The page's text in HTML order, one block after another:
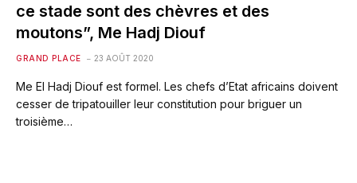
ce stade sont des chèvres et des
moutons”, Me Hadj Diouf
GRAND PLACE 23 AOÛT 2020
Me El Hadj Diouf est formel. Les chefs d’Etat africains doivent
cesser de tripatouiller leur constitution pour briguer un
troisième…